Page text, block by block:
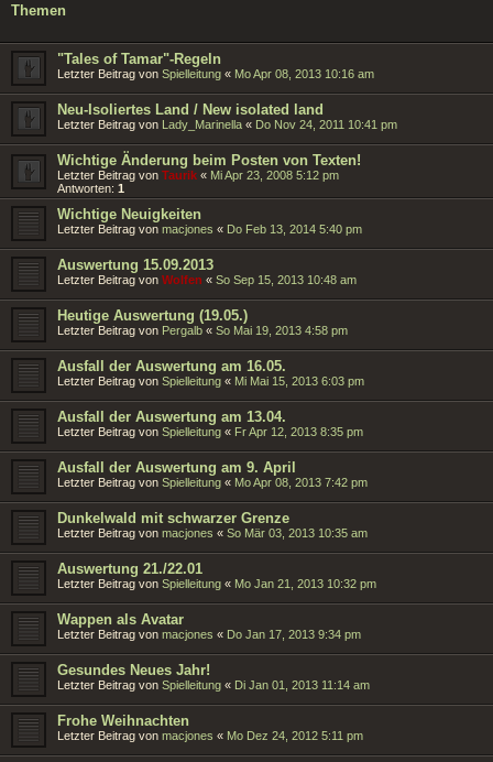
Themen
"Tales of Tamar"-Regeln
Letzter Beitrag von Spielleitung « Mo Apr 08, 2013 10:16 am
Neu-Isoliertes Land / New isolated land
Letzter Beitrag von Lady_Marinella « Do Nov 24, 2011 10:41 pm
Wichtige Änderung beim Posten von Texten!
Letzter Beitrag von Taurik « Mi Apr 23, 2008 5:12 pm
Antworten: 1
Wichtige Neuigkeiten
Letzter Beitrag von macjones « Do Feb 13, 2014 5:40 pm
Auswertung 15.09.2013
Letzter Beitrag von Wolfen « So Sep 15, 2013 10:48 am
Heutige Auswertung (19.05.)
Letzter Beitrag von Pergalb « So Mai 19, 2013 4:58 pm
Ausfall der Auswertung am 16.05.
Letzter Beitrag von Spielleitung « Mi Mai 15, 2013 6:03 pm
Ausfall der Auswertung am 13.04.
Letzter Beitrag von Spielleitung « Fr Apr 12, 2013 8:35 pm
Ausfall der Auswertung am 9. April
Letzter Beitrag von Spielleitung « Mo Apr 08, 2013 7:42 pm
Dunkelwald mit schwarzer Grenze
Letzter Beitrag von macjones « So Mär 03, 2013 10:35 am
Auswertung 21./22.01
Letzter Beitrag von Spielleitung « Mo Jan 21, 2013 10:32 pm
Wappen als Avatar
Letzter Beitrag von macjones « Do Jan 17, 2013 9:34 pm
Gesundes Neues Jahr!
Letzter Beitrag von Spielleitung « Di Jan 01, 2013 11:14 am
Frohe Weihnachten
Letzter Beitrag von macjones « Mo Dez 24, 2012 5:11 pm